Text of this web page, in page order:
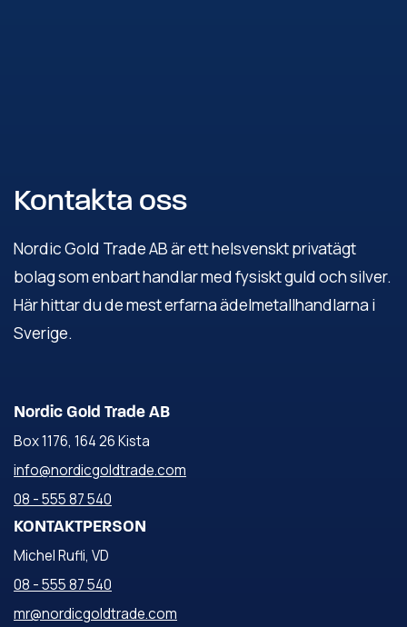
Kontakta oss
Nordic Gold Trade AB är ett helsvenskt privatägt
bolag som enbart handlar med fysiskt guld och silver.
Här hittar du de mest erfarna ädelmetallhandlarna i
Sverige.
Nordic Gold Trade AB
Box 1176, 164 26 Kista
info@nordicgoldtrade.com
08 - 555 87 540
KONTAKTPERSON
Michel Rufli, VD
08 - 555 87 540
mr@nordicgoldtrade.com